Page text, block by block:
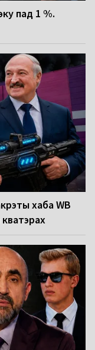
пад 1 %.
хаба WB